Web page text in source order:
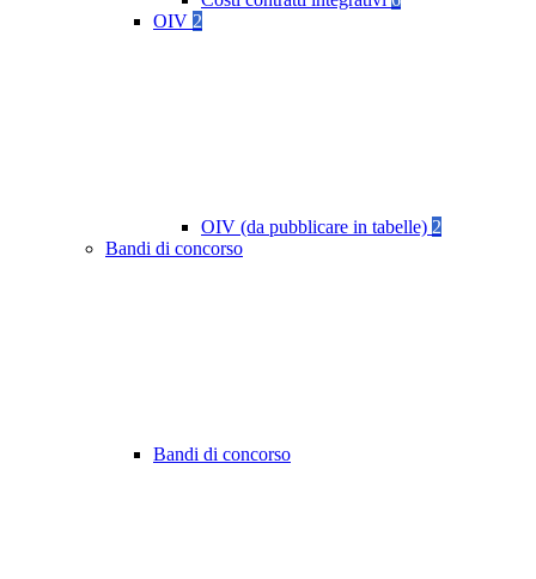
OIV 2
OIV (da pubblicare in tabelle) 2
Bandi di concorso
Bandi di concorso